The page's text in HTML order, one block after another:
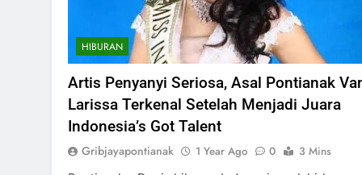
HIBURAN
Artis Penyanyi Seriosa, Asal Pontianak
Larissa Terkenal Setelah Menjadi Juara
Indonesia’s Got Talent
Gribjayapontianak 1 Year Ago 0
3 Mins